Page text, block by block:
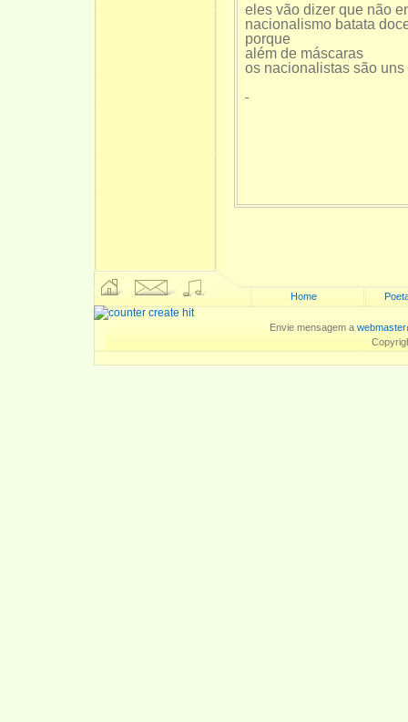
eles vão dizer que não
nacionalismo batata
porque
além de máscaras
os nacionalistas são
Home
Envie mensagem a